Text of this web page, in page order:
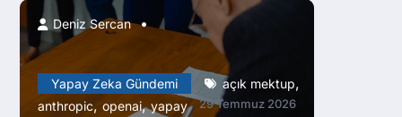
Yapay Zeka Gündemi
29 Temmuz 2026
açık mektup,
anthropic, openai,yapay
Deniz Sercan